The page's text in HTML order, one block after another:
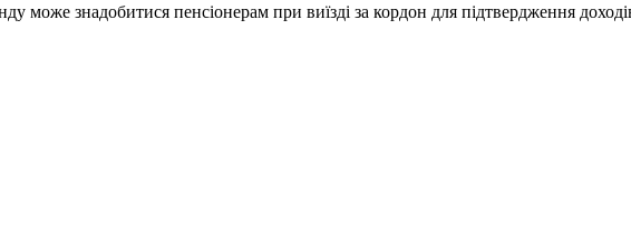
може знадобитися пенсіонерам при виїзді за кордон для підтвердження